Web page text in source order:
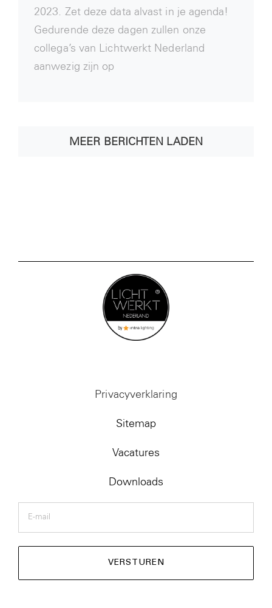
2023. Zet deze data alvast in je agenda!
Gedurende deze dagen zullen onze
collega’s van Lichtwerkt Nederland
aanwezig zijn op
MEER BERICHTEN LADEN
Privacyverklaring
Sitemap
Vacatures
Downloads